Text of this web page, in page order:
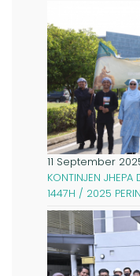
11 September
KONTINJEN JHEPA
1447H / 2025